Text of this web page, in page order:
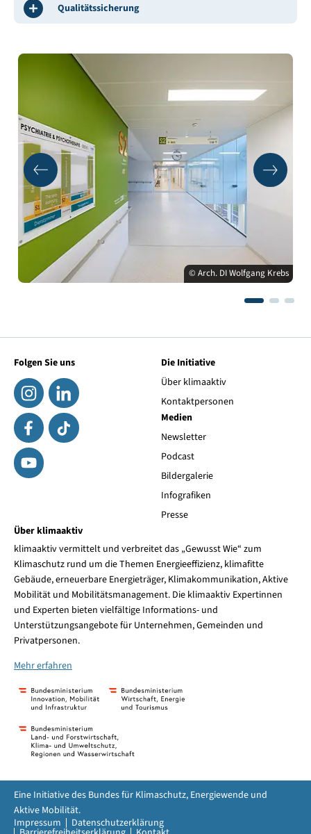
Qualitätssicherung
© Arch. DI Wolfgang Krebs
Folgen Sie uns
Die Initiative
Über klimaaktiv
Kontaktpersonen
Medien
Newsletter
Podcast
Bildergalerie
Infografiken
Presse
Über klimaaktiv
klimaaktiv vermittelt und verbreitet das „Gewusst Wie“ zum
Klimaschutz rund um die Themen Energieeffizienz, klimafitte
Gebäude, erneuerbare Energieträger, Klimakommunikation, Aktive
Mobilität und Mobilitätsmanagement. Die klimaaktiv Expertinnen
und Experten bieten vielfältige Informations- und
Unterstützungsangebote für Unternehmen, Gemeinden und
Privatpersonen.
Mehr erfahren
Impressum Datenschutzerklärung
Eine Initiative des Bundes für Klimaschutz, Energiewende und
Aktive Mobilität.